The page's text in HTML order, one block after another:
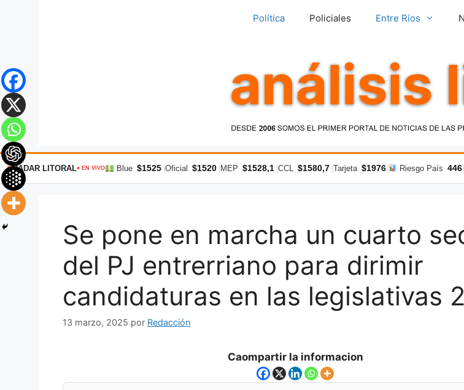
Política Policiales Entre Ríos
RADAR LITORAL● EN VIVO Blue $1525 Oficial $1520 MEP $1528,1 CCL $1580,7 Tarjeta $1976| Riesgo País 446|
Se pone en marcha un cuarto
del PJ entrerriano para dirimir
candidaturas en las legislativas
13 marzo, 2025 por Redacción
Caompartir la informacion